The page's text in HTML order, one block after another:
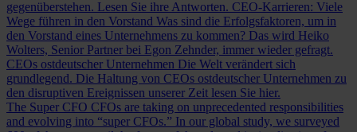
gegenüberstehen. Lesen Sie ihre Antworten. CEO-Karrieren: Viele
Wege führen in den Vorstand Was sind die Erfolgsfaktoren, um in
den Vorstand eines Unternehmens zu kommen? Das wird Heiko
Wolters, Senior Partner bei Egon Zehnder, immer wieder gefragt.
CEOs ostdeutscher Unternehmen Die Welt verändert sich
grundlegend. Die Haltung von CEOs ostdeutscher Unternehmen zu
den disruptiven Ereignissen unserer Zeit lesen Sie hier.
The Super CFO CFOs are taking on unprecedented responsibilities
and evolving into “super CFOs.” In our global study, we surveyed